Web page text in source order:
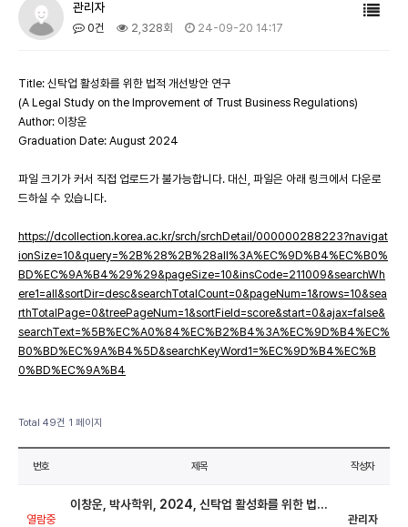
관리자
0건 2,328회 24-09-20 14:17
Title: 신탁업 활성화를 위한 법적 개선방안 연구
(A Legal Study on the Improvement of Trust Business Regulations)
Author: 이창운
Graduation Date: August 2024
파일 크기가 커서 직접 업로드가 불가능합니다. 대신, 파일은 아래 링크에서 다운로
드하실 수 있습니다.
https://dcollection.korea.ac.kr/srch/srchDetail/000000288223?navigat
ionSize=10&query=%2B%28%2B%28all%3A%EC%9D%B4%EC%B0%
BD%EC%9A%B4%29%29&pageSize=10&insCode=211009&searchWh
ere1=all&sortDir=desc&searchTotalCount=0&pageNum=1&rows=10&sea
rthTotalPage=0&treePageNum=1&sortField=score&start=0&ajax=false&
searchText=%5B%EC%A0%84%EC%B2%B4%3A%EC%9D%B4%EC%
B0%BD%EC%9A%B4%5D&searchKeyWord1=%EC%9D%B4%EC%B
0%BD%EC%9A%B4
Total 49건 1 페이지
번호 제목 작성자
열람중
이창운, 박사학위, 2024, 신탁업 활성화를 위한 법…
관리자